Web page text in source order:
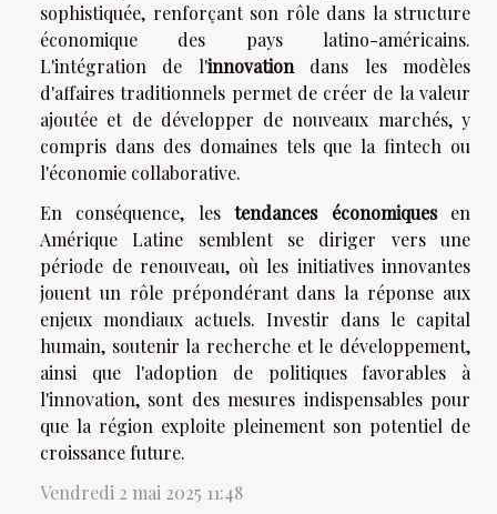
sophistiquée, renforçant son rôle dans la structure
économique des pays latino-américains.
L'intégration de l'innovationdans les modèles
d'affaires traditionnels permet de créer de la valeur
ajoutée et de développer de nouveaux marchés, y
compris dans des domaines tels que la fintech ou
l'économie collaborative.
En conséquence, lestendances économiquesen
Amérique Latine semblent se diriger vers une
période de renouveau, où les initiatives innovantes
jouent un rôle prépondérant dans la réponse aux
enjeux mondiaux actuels. Investir dans le capital
humain, soutenir la recherche et le développement,
ainsi que l'adoption de politiques favorables à
l'innovation, sont des mesures indispensables pour
que la région exploite pleinement son potentiel de
croissance future.
Vendredi 2 mai 2025 11:48